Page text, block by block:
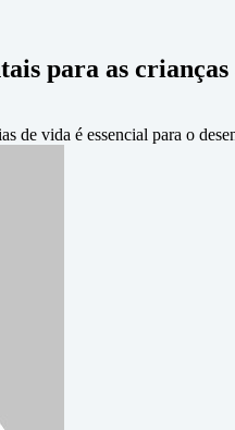
para as crianças
de vida é essencial para o